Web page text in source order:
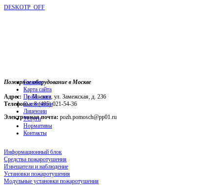
DESKOTP_OFF
Пожарное оборудование в Москве
Адрес: г. Москва, ул. Замежская, д. 236
Телефоны:8 (495) 021-54-36
Электронная почта: pozh.pomosch@pp01.ru
Главная
Карта сайта
Прайс-лист
О компании
Лицензии
Услуги
Нормативы
Контакты
Информационный блок
Средства пожаротушения
Извещатели и наблюдение
Установки пожаротушения
Модульные установки пожаротушения